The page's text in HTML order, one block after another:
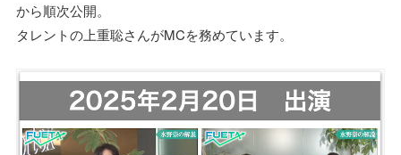
から順次公開。
タレントの上重聡さんがMCを務めています。